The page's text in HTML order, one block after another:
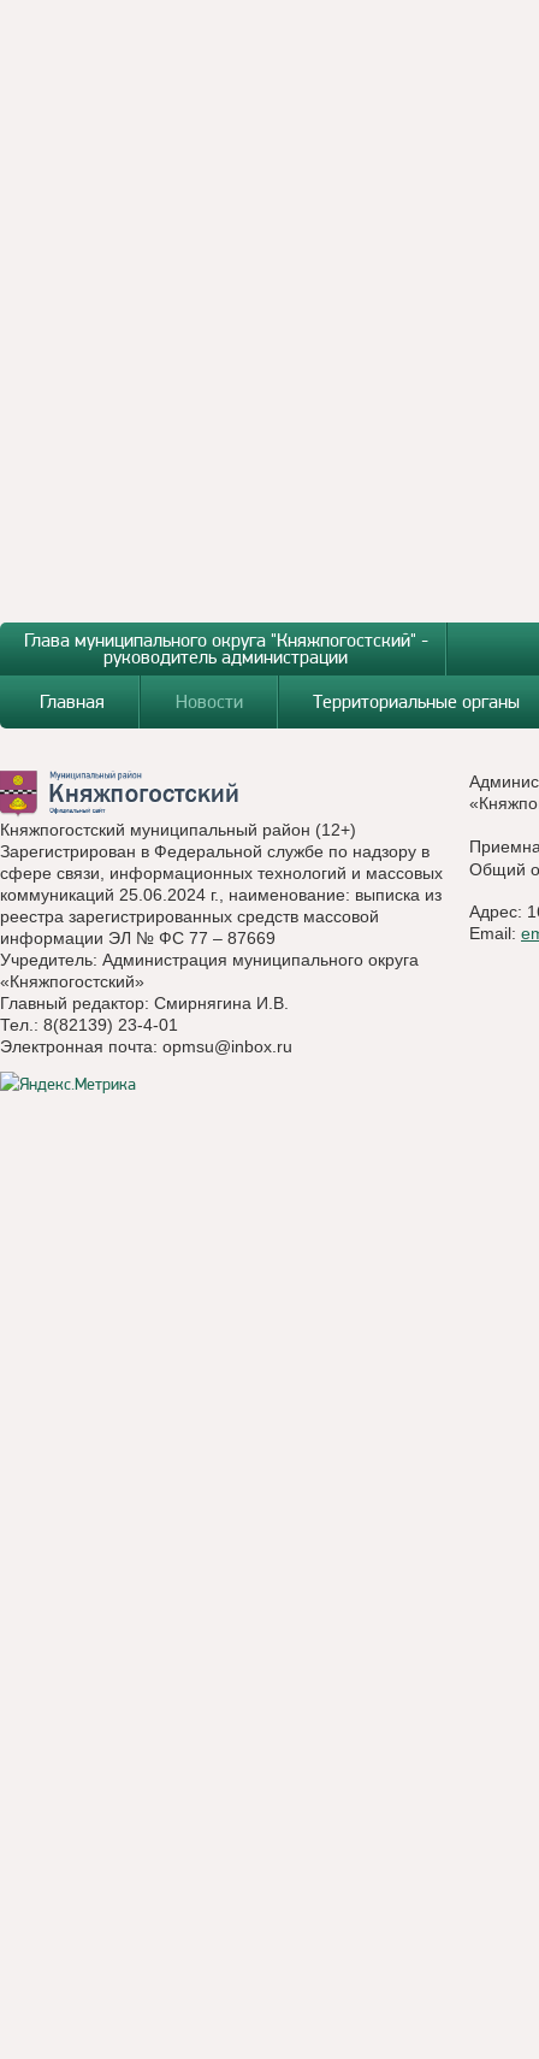
Глава муниципального округа "Княжпогостский" -
руководитель администрации
Главная
Новости Территориальные органы
Княжпогостский муниципальный район (12+)
Зарегистрирован в Федеральной службе по надзору в
сфере связи, информационных технологий и массовых
коммуникаций 25.06.2024 г., наименование: выписка из
реестра зарегистрированных средств массовой
информации ЭЛ № ФС 77 – 87669
Учредитель: Администрация муниципального округа
«Княжпогостский»
Главный редактор: Смирнягина И.В.
Тел.: 8(82139) 23-4-01
Электронная почта: opmsu@inbox.ru
Общий
Адрес:
Email: